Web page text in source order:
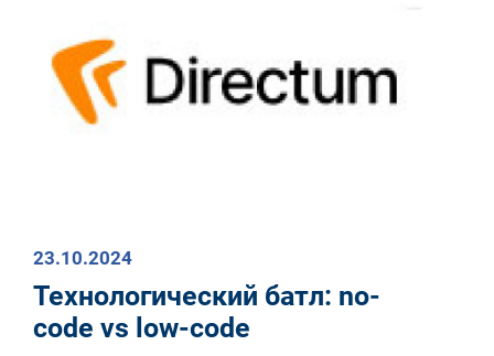
23.10.2024
Технологический батл: no-
code vs low-code